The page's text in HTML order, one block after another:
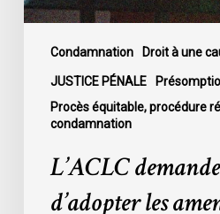
Condamnation Droit à une
JUSTICE PÉNALE
Procès équitable, procédure
condamnation
au
réforme
L’ACLC
d’adopter les